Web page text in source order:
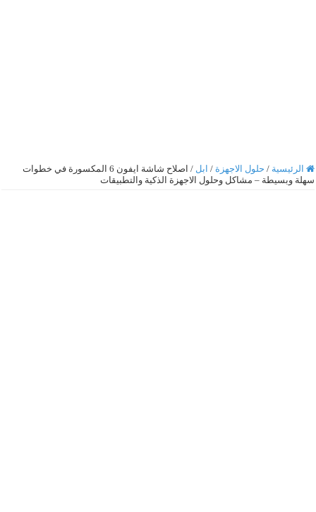
الرئيسية / حلول الاجهزة / ابل /
اصلاح شاشة ايفون 6 المكسورة في خطوات
سهلة وبسيطة – مشاكل وحلول الاجهزة الذكية والتطبيقات